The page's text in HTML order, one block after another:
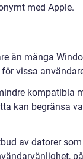
med Apple.
än många
vissa
kompatibla
kan begränsa
av datorer